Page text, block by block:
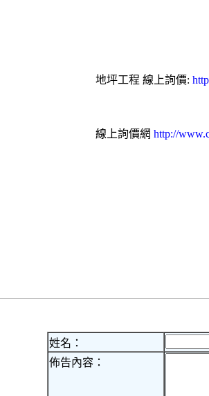
地坪工程 線上詢價:
線上詢價網 http://
姓名：
佈告內容：